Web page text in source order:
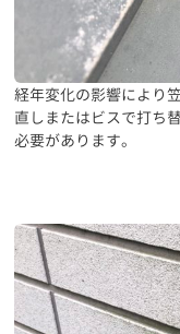
経年変化の影響により
直しまたはビスで打ち
必要があります。